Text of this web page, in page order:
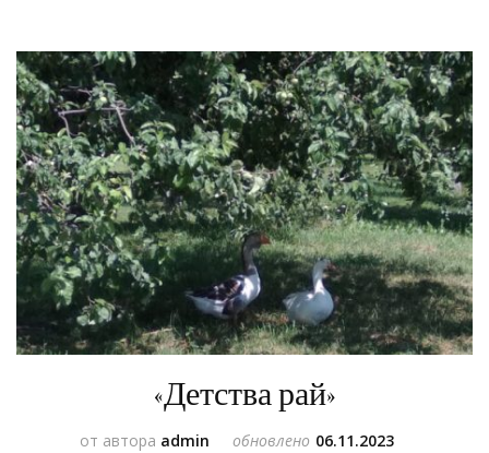
«Детства рай»
от автора admin обновлено 06.11.2023